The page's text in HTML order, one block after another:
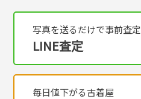
写真を送るだけで事前査定
LINE査定
毎日値下がる古着屋